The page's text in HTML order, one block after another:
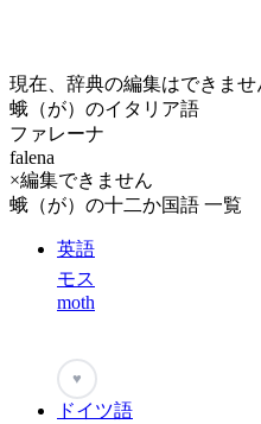
現在、辞典の編集はできませ
蛾（が）のイタリア語
ファレーナ
falena
×編集できません
蛾（が）の十二か国語 一覧
英語
モス
moth
♥
ドイツ語